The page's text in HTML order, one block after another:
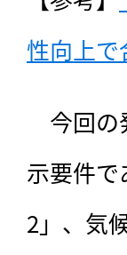
性向上
今回の
示要件で
2」、気